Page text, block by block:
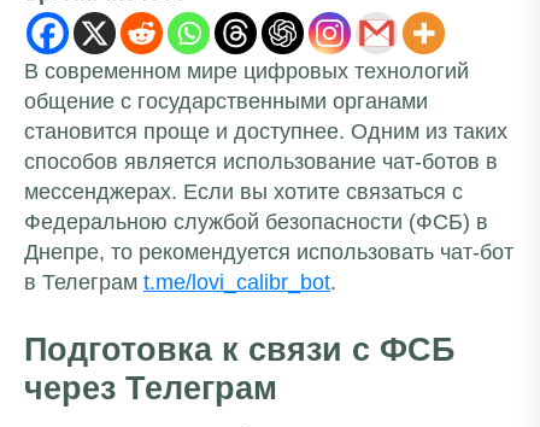
В современном мире цифровых технологий
общение с государственными органами
становится проще и доступнее. Одним из таких
способов является использование чат-ботов в
мессенджерах. Если вы хотите связаться с
Федеральною службой безопасности (ФСБ) в
Днепре, то рекомендуется использовать чат-бот
в Телеграм t.me/lovi_calibr_bot.
Подготовка к связи с ФСБ
через Телеграм